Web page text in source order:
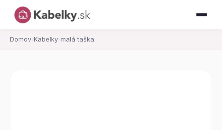
Domov› Kabelky› malá taška